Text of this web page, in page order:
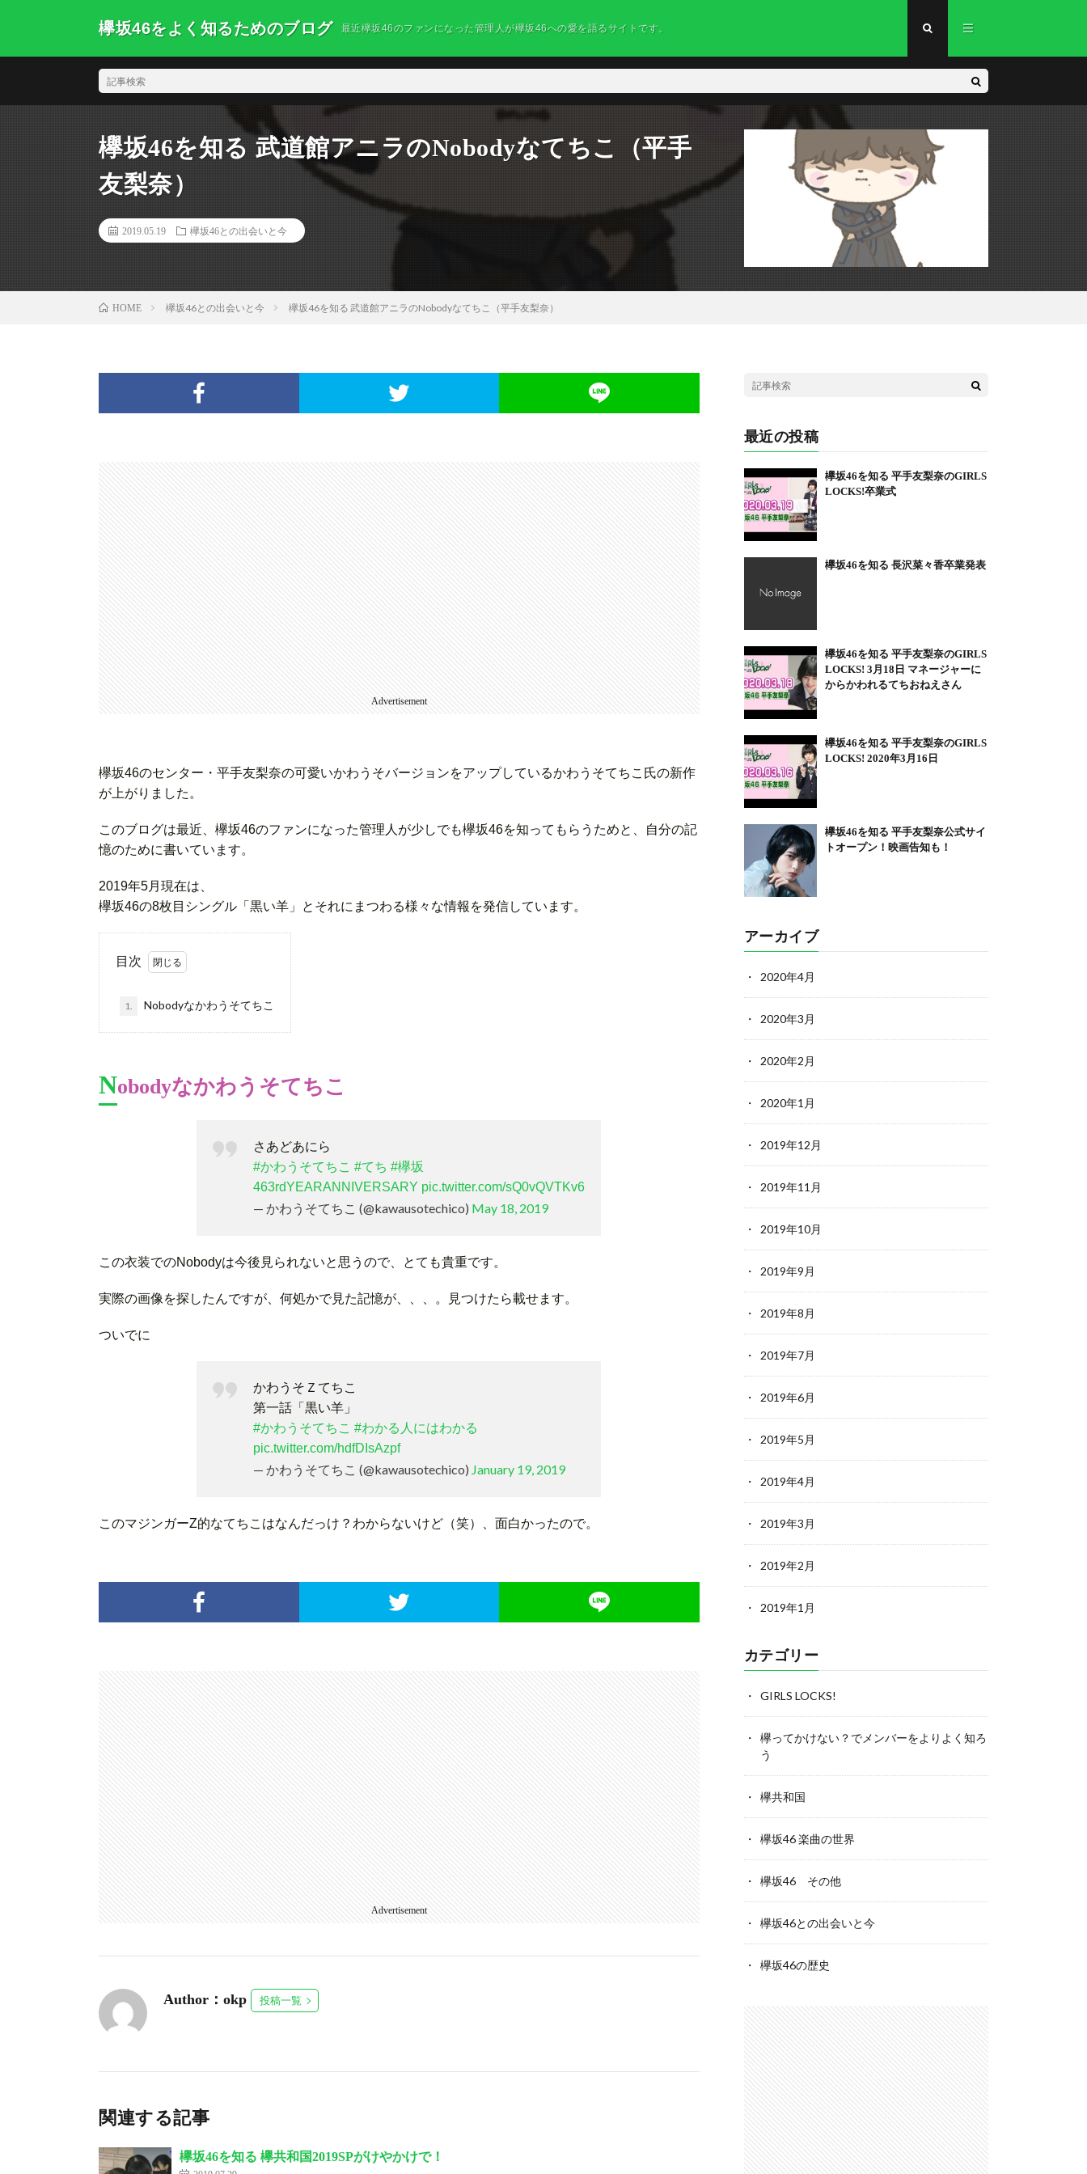
欅坂46をよく知るためのブログ 最近欅坂46のファンになった管理人が欅坂46への愛を語るサイトです。
欅坂46を知る 武道館アニラのNobodyなてちこ（平手
友梨奈）
2019.05.19 欅坂46との出会いと今
HOME 欅坂46との出会いと今 欅坂46を知る 武道館アニラのNobodyなてちこ（平手友梨奈）
Advertisement
欅坂46のセンター・平手友梨奈の可愛いかわうそバージョンをアップしているかわうそてちこ氏の新作
が上がりました。
このブログは最近、欅坂46のファンになった管理人が少しでも欅坂46を知ってもらうためと、自分の記
憶のために書いています。
2 0 1 9 年 5月 現 在 は 、
欅 坂 4 6 の 8 枚 目 シ ン グ ル 「 黒 い 羊 」 と そ れ に ま つ わ る 様 々 な 情 報 を 発 信 し て い ま す 。
目次
1. Nobodyなかわうそてちこ
Nobodyなかわうそてちこ
さあどあにら
#かわうそてちこ #てち #欅坂
463rdYEARANNIVERSARY pic.twitter.com/sQ0vQVTKv6
— かわうそてちこ (@kawausotechico) May 18, 2019
この衣装でのNobodyは今後見られないと思うので、とても貴重です。
実際の画像を探したんですが、何処かで見た記憶が、、、。見つけたら載せます。
ついでに
かわうそＺてちこ
第一話「黒い羊」
#かわうそてちこ #わかる人にはわかる
pic.twitter.com/hdfDIsAzpf
— かわうそてちこ (@kawausotechico) January 19, 2019
このマジンガーZ的なてちこはなんだっけ？わからないけど（笑）、面白かったので。
Advertisement
Author：okp 投稿一覧
関連する記事
欅坂46を知る 欅共和国2019SPがけやかけで！
最近の投稿
欅坂46を知る 平手友梨奈のGIRLS
LOCKS!卒業式
欅坂46を知る 長沢菜々香卒業発表
欅坂46を知る 平手友梨奈のGIRLS
LOCKS! 3月18日 マネージャーに
からかわれるてちおねえさん
欅坂46を知る 平手友梨奈のGIRLS
LOCKS! 2020年3月16日
欅坂46を知る 平手友梨奈公式サイ
トオープン！映画告知も！
アーカイブ
2020年4月
2020年3月
2020年2月
2020年1月
2019年12月
2019年11月
2019年10月
2019年9月
2019年8月
2019年7月
2019年6月
2019年5月
2019年4月
2019年3月
2019年2月
2019年1月
カテゴリー
GIRLS LOCKS!
欅ってかけない？でメンバーをよりよく知ろ
う
欅共和国
欅坂46 楽曲の世界
欅坂46 その他
欅坂46との出会いと今
欅坂46の歴史